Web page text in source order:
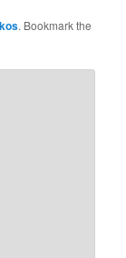
. Bookmark the